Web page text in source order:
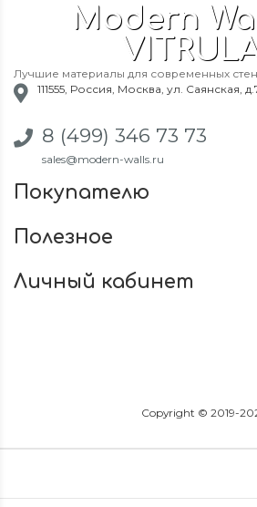
Modern
Лучшие материалы для современных стен
111555 Россия Москва ул. Саянская,
8 (499) 346 73 73
sales@modern-walls.ru
Покупателю
Полезное
Личный кабинет
Copyright © 2019-